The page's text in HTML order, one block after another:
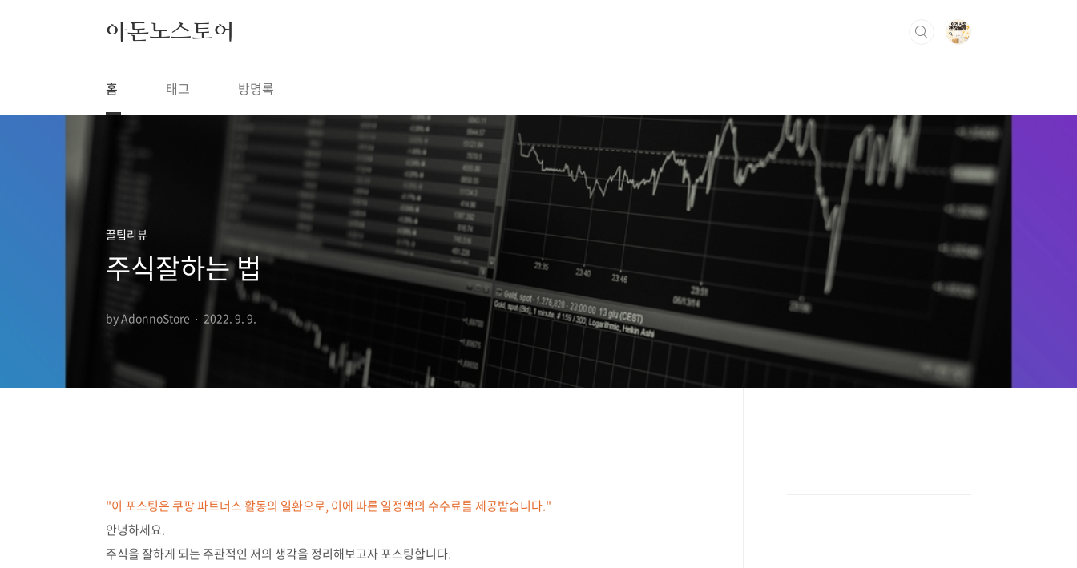
아돈노스토어
홈 태그 방명록
꿀팁리뷰
주식잘하는 법
by AdonnoStore 2022. 9. 9.
"이 포스팅은 쿠팡 파트너스 활동의 일환으로, 이에 따른 일정액의 수수료를 제공받습니다."
안녕하세요.
주식을 잘하게 되는 주관적인 저의 생각을 정리해보고자 포스팅합니다.